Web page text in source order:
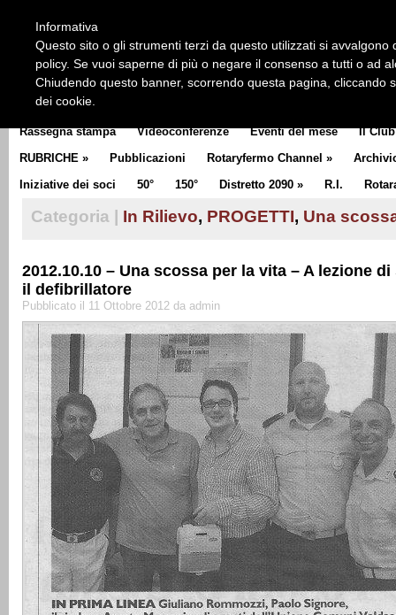
CLUB COMMUNICATOR
Rassegna stampa Videoconferenze Eventi del mese Il Club
RUBRICHE » Pubblicazioni Rotaryfermo Channel »
Iniziative dei soci
50° 150° Distretto 2090 » R.I.
Categoria | In Rilievo, PROGETTI, Una
2012.10.10 – Una scossa per la vita – A lezione
il defibrillatore
Pubblicato il 11 Ottobre 2012 da admin
Informativa
Questo sito o gli strumenti terzi da questo utilizzati si
policy. Se vuoi saperne di più o negare il consenso a tutti o ad
Chiudendo questo banner, scorrendo questa pagina, cliccando
dei cookie.